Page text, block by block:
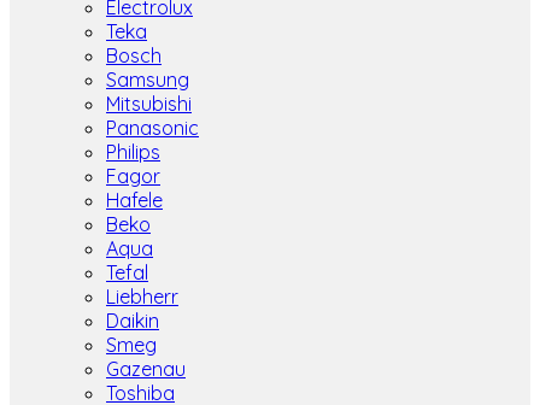
Electrolux
Teka
Bosch
Samsung
Mitsubishi
Panasonic
Philips
Fagor
Hafele
Beko
Aqua
Tefal
Liebherr
Daikin
Smeg
Gazenau
Toshiba